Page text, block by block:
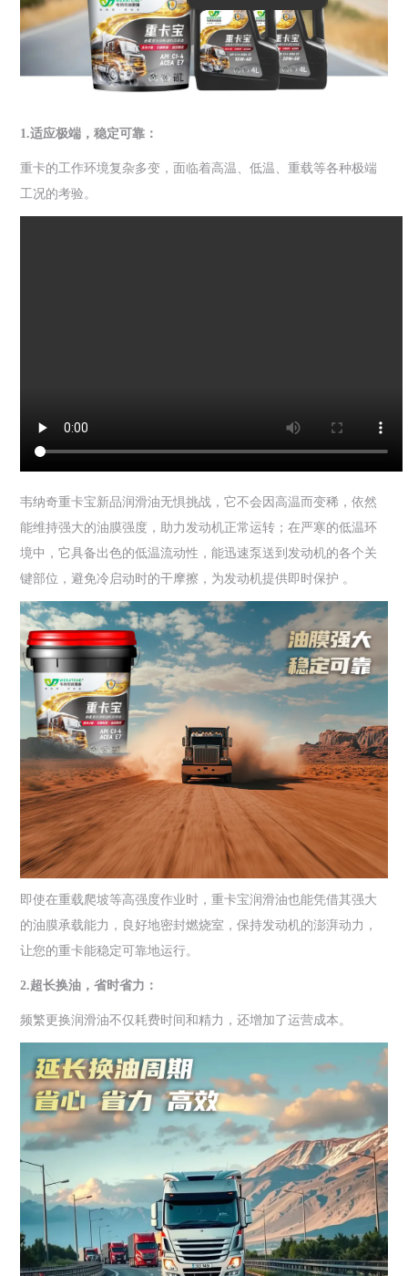
1.适应极端，稳定可靠：
重卡的工作环境复杂多变，面临着高温、低温、重载等各种极端
工况的考验。
韦纳奇重卡宝新品润滑油无惧挑战，它不会因高温而变稀，依然
能维持强大的油膜强度，助力发动机正常运转；在严寒的低温环
境中，它具备出色的低温流动性，能迅速泵送到发动机的各个关
键部位，避免冷启动时的干摩擦，为发动机提供即时保护 。
即使在重载爬坡等高强度作业时，重卡宝润滑油也能凭借其强大
的油膜承载能力，良好地密封燃烧室，保持发动机的澎湃动力，
让您的重卡能稳定可靠地运行。
2.超长换油，省时省力：
频繁更换润滑油不仅耗费时间和精力，还增加了运营成本。